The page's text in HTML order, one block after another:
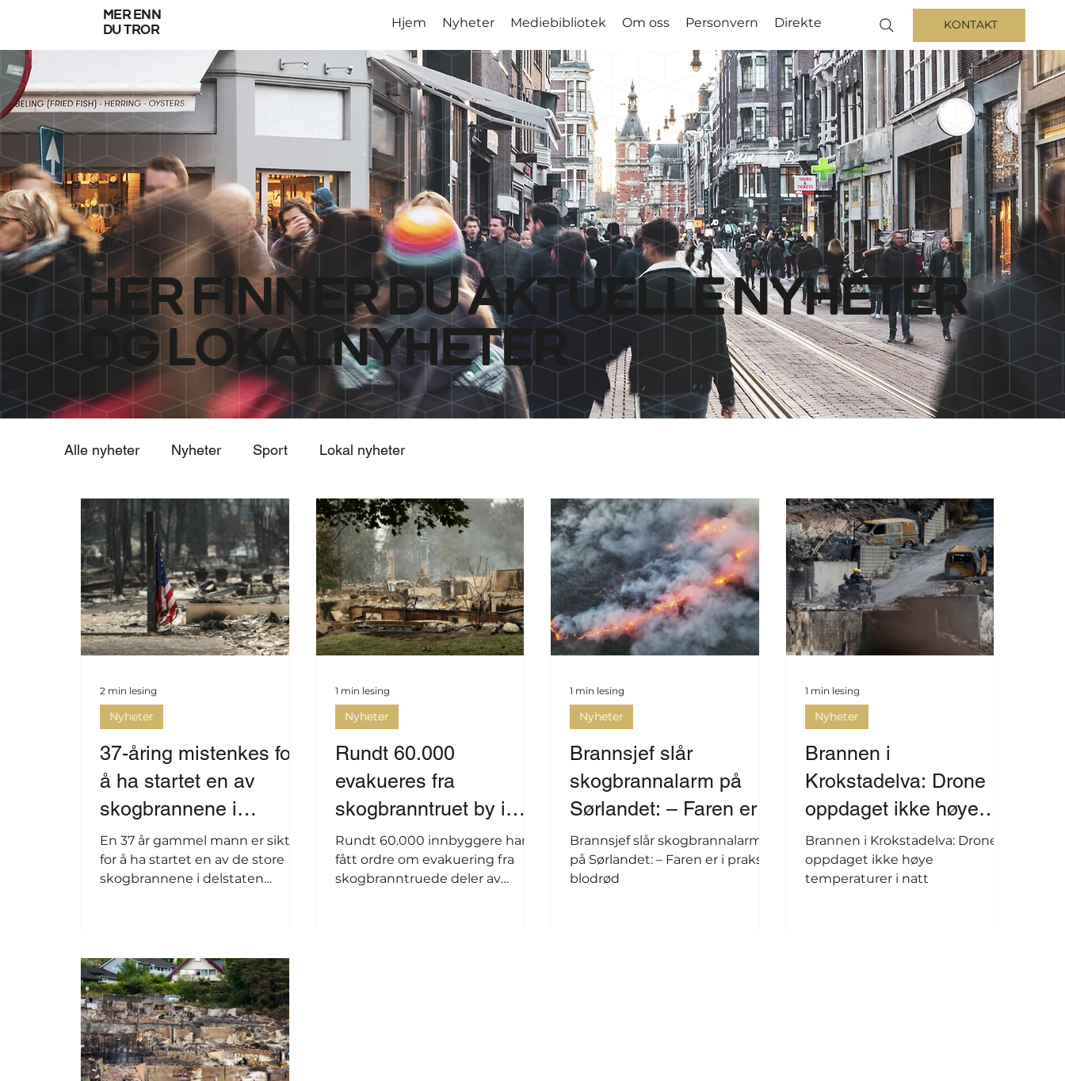
mer enn
du tror
Hjem Nyheter Mediebibliotek Om oss Personvern Direkte KONTAKT
Nyheter
her finner du aktuelle nyheter
og lokalnyheter
Alle nyheter Nyheter Sport Lokal nyheter
37-åring mistenkes for
å ha startet en av
skogbrannene i
Washington
En 37 år gammel mann er siktet
for å ha startet en av de store
skogbrannene i delstaten
Nyheter
2 min lesing
Rundt 60.000
evakueres fra
skogbranntruet by i
Washington
Rundt 60.000 innbyggere har
fått ordre om evakuering fra
skogbranntruede deler av
Nyheter
1 min lesing
Brannsjef slår
skogbrannalarm på
Sørlandet: – Faren er i
praksis blodrød
Brannsjef slår skogbrannalarm
på Sørlandet: – Faren er i praksis
blodrød
Nyheter
1 min lesing
Brannen i
Krokstadelva: Drone
oppdaget ikke høye
temperaturer i natt
Brannen i Krokstadelva: Drone
oppdaget ikke høye
temperaturer i natt
Nyheter
1 min lesing